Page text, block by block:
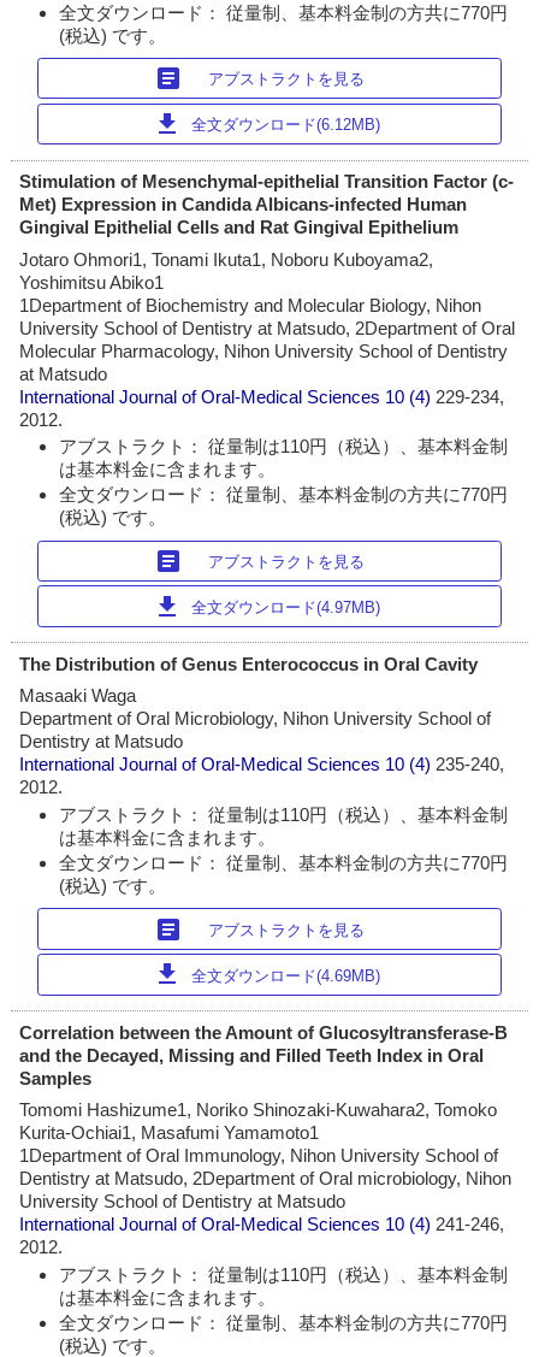
全文ダウンロード： 従量制、基本料金制の方共に770円
(税込) です。
article アブストラクトを見る
download 全文ダウンロード(6.12MB)
Stimulation of Mesenchymal-epithelial Transition Factor (c-
Met) Expression in Candida Albicans-infected Human
Gingival Epithelial Cells and Rat Gingival Epithelium
Jotaro Ohmori1, Tonami Ikuta1, Noboru Kuboyama2,
Yoshimitsu Abiko1
1Department of Biochemistry and Molecular Biology, Nihon
University School of Dentistry at Matsudo, 2Department of Oral
Molecular Pharmacology, Nihon University School of Dentistry
at Matsudo
International Journal of Oral-Medical Sciences 10 (4) 229-234,
2012.
アブストラクト： 従量制は110円（税込）、基本料金制
は基本料金に含まれます。
全文ダウンロード： 従量制、基本料金制の方共に770円
(税込) です。
article アブストラクトを見る
download 全文ダウンロード(4.97MB)
The Distribution of Genus Enterococcus in Oral Cavity
Masaaki Waga
Department of Oral Microbiology, Nihon University School of
Dentistry at Matsudo
International Journal of Oral-Medical Sciences 10 (4)235-240,
2012.
アブストラクト： 従量制は110円（税込）、基本料金制
は基本料金に含まれます。
全文ダウンロード： 従量制、基本料金制の方共に770円
(税込) です。
article アブストラクトを見る
download 全文ダウンロード(4.69MB)
Correlation between the Amount of Glucosyltransferase-B
and the Decayed, Missing and Filled Teeth Index in Oral
Samples
Tomomi Hashizume1, Noriko Shinozaki-Kuwahara2, Tomoko
Kurita-Ochiai1, Masafumi Yamamoto1
1Department of Oral Immunology, Nihon University School of
Dentistry at Matsudo, 2Department of Oral microbiology, Nihon
University School of Dentistry at Matsudo
International Journal of Oral-Medical Sciences 10 (4) 241-246,
2012.
アブストラクト： 従量制は110円（税込）、基本料金制
は基本料金に含まれます。
全文ダウンロード： 従量制、基本料金制の方共に770円
(税込) です。